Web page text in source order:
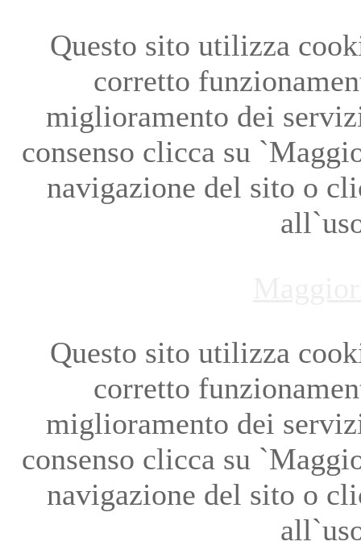
Questo sito utilizza
corretto
miglioramento dei
consenso clicca su
navigazione del sito o
Questo sito utilizza
corretto
miglioramento dei
consenso clicca su
navigazione del sito o